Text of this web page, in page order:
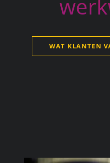
WAT KLANTEN